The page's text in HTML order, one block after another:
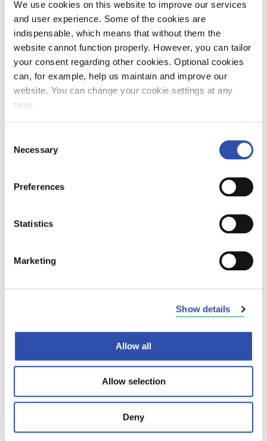
We use cookies on this website to improve our services
and user experience. Some of the cookies are
indispensable, which means that without them the
website cannot function properly. However, you can tailor
your consent regarding other cookies. Optional cookies
can, for example, help us maintain and improve our
website. You can change your cookie settings at any
time.
Selection
Necessary
Preferences
Statistics
Marketing
Show details
Allow all
Allow selection
Deny
noussut hyvälle tasolle. Myös tuotteiden ja
palveluiden mielikuva oli parantanut
merkittävästi viime vuodesta.
Lisäksi asiakaskokemusta ja
asiakasuskollisuutta mittavassa
Asiakkuusindeksi 2019-tutkimuksessa VR:n
asiakasuskollisuus oli noussut jopa 11 sijaa.
asiakaskokemuksen kehittämisen eteen niin
digitaalisissakin palveluissa, joten olemme
kehittämistä yhdessä henkilökuntamme
tarpeensa huomioiden"
VR on panostanut viime vuosina merkittävästi
kalustoon ja matkustusmukavuuteen, muun
muassa uusimalla kaikki ravintolavaunut ja
Ekstra-luokat, uudistamalla Allegro-junien
sisustuksen ja lisäämällä asiakaskapasiteettia
uusilla päivävaunuilla. Parhaillaan on
käynnissä myös digitaalisten myyntikanavien
Matkalla-mobiilisovelluksen ensimmäinen,
paljon kehuja kerännyt versio on jo
sovelluskaupoissa ladattavissa ja uusi vr.fi-